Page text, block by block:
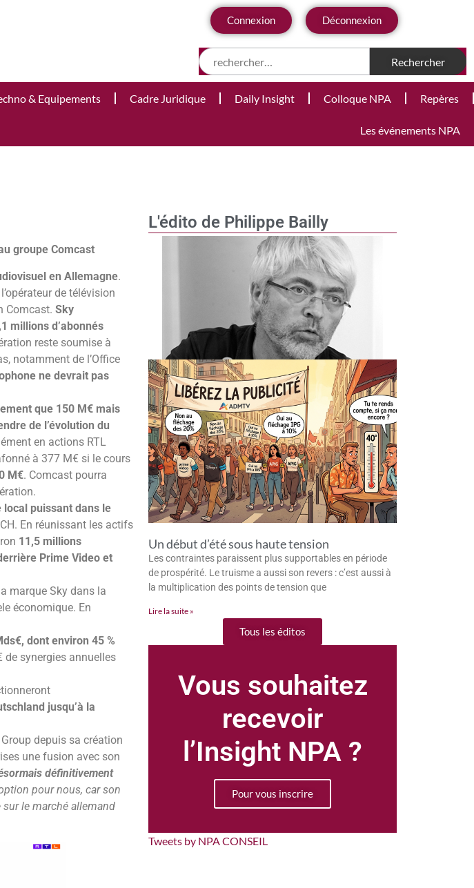
Connexion Déconnexion
& Equipements Cadre Juridique Daily Insight Colloque NPA Repères
Les événements NPA
L'édito de Philippe Bailly
Un début d’été sous haute tension
Les contraintes paraissent plus supportables en période
de prospérité. Le truisme a aussi son revers : c’est aussi à
la multiplication des points de tension que
Lire la suite »
Tous les éditos
Vous souhaitez
recevoir
l’Insight NPA ?
Pour vous inscrire
Tweets by NPA CONSEIL
groupe Comcast
en Allemagne.
de télévision
Comcast.Sky
millions d’abonnés
reste soumise à
notamment de l’Office
ne devrait pas
que 150 M€ mais
de l’évolution du
en actions RTL
à 377 M€ si le cours
M€. Comcast pourra
puissant dans le
En réunissant les actifs
11,5 millions
Prime Video et
marque Sky dans la
économique. En
dont environ 45 %
de synergies annuelles
jusqu’à la
depuis sa création
une fusion avec son
définitivement
pour nous, car son
le marché allemand